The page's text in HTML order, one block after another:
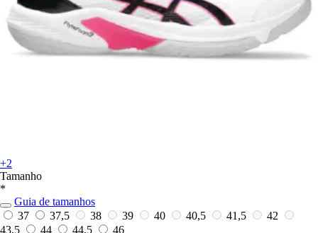
+2
Tamanho
*
Guia de tamanhos
37
37,5 38 39 40 40,5 41,5
42
43,5
44 44,5 46